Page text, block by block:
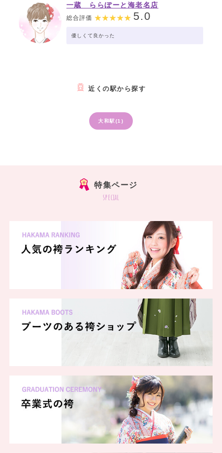
一蔵 ららぽーと海老名店
総合評価 5.0
優しくて良かった
近くの駅から探す
大和駅(1)
特集ページ
special